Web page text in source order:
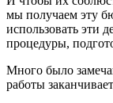
мы получаем эту
использовать эти
процедуры,
Много было
работы